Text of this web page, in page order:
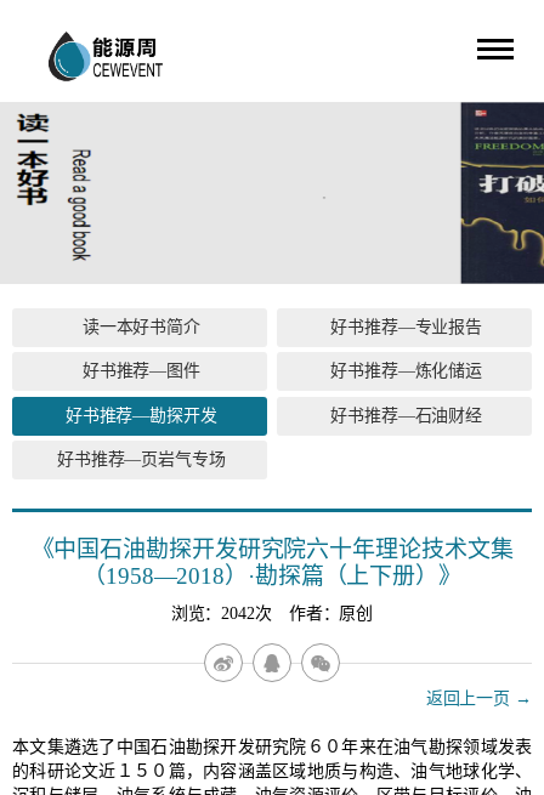
读一本好书简介 好书推荐—专业报告
好书推荐—图件 好书推荐—炼化储运
好书推荐—勘探开发 好书推荐—石油财经
好书推荐—页岩气专场
《中国石油勘探开发研究院六十年理论技术文集
（1958—2018）·勘探篇（上下册）》
浏览：2042次 作者：原创
返回上一页 →
本文集遴选了中国石油勘探开发研究院６０年来在油气勘探领域发表
的科研论文近１５０篇，内容涵盖区域地质与构造、油气地球化学、